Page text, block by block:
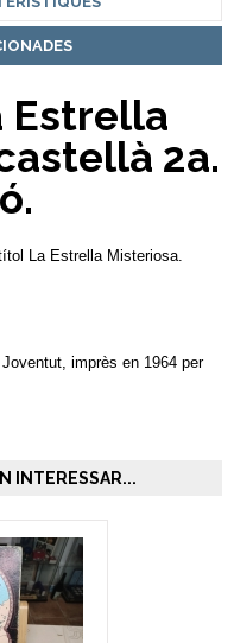
Estrella
2a.
La Estrella Misteriosa.
imprès en 1964 per
INTERESSAR...